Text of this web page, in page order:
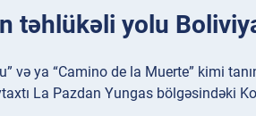
təhlükəli yolu
və ya “Camino de la Muerte” kimi
La Pazdan Yungas bölgəsindəki